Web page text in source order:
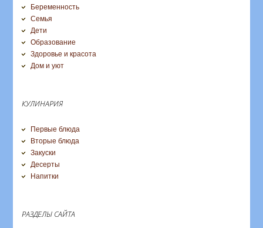
Беременность
Семья
Дети
Образование
Здоровье и красота
Дом и уют
КУЛИНАРИЯ
Первые блюда
Вторые блюда
Закуски
Десерты
Напитки
РАЗДЕЛЫ САЙТА